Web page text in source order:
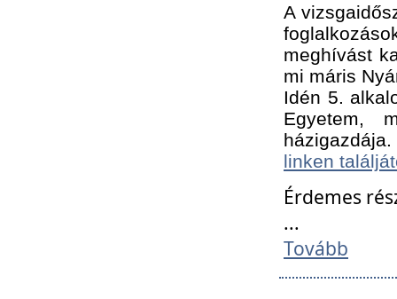
A
meghívást
mi máris
Idén 5.
Egyetem,
linken
Érdemes
...
Tovább